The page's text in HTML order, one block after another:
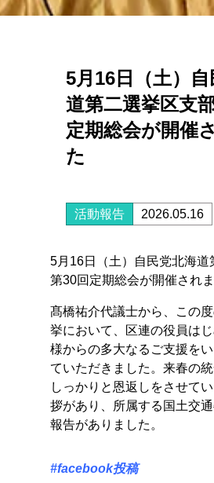
5月16日（土）
道第二選挙区支
定期総会が開催
た
活動報告 2026.05.16
5月16日（土）自民党北海道
第30回定期総会が開催されま
髙橋祐介代議士から、この
挙において、区連の役員は
様からの多大なるご支援を
ていただきました。来春の
しっかりと恩返しをさせて
拶があり、所属する国土交
報告がありました。
#facebook投稿